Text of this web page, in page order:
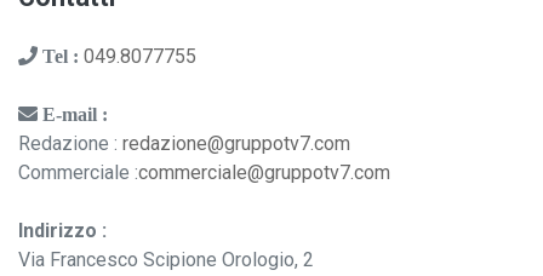
Tel : 049.8077755
E-mail :
Redazione : redazione@gruppotv7.com
Commerciale :commerciale@gruppotv7.com
Indirizzo :
Via Francesco Scipione Orologio, 2